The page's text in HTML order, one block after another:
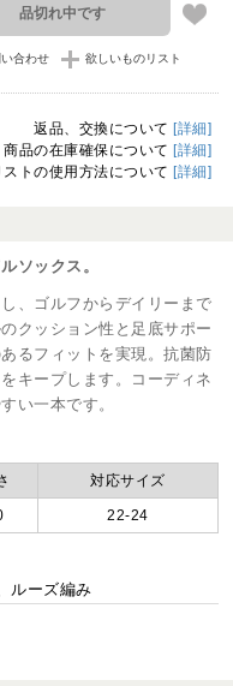
品切れ中です
合わせ 欲しいものリスト
返品、交換について [詳細]
商品の在庫確保について [詳細]
トの使用方法について [詳細]
ソックス。
、ゴルフからデイリーまで
クッション性と足底サポー
るフィットを実現。抗菌防
キープします。コーディネ
い一本です。
対応サイズ
22-24
ルーズ編み